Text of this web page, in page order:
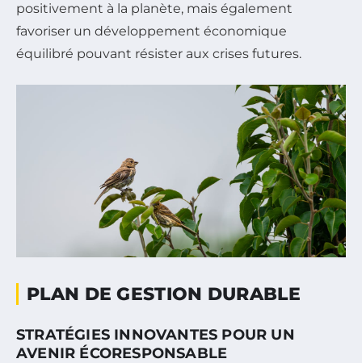
positivement à la planète, mais également
favoriser un développement économique
équilibré pouvant résister aux crises futures.
PLAN DE GESTION DURABLE
STRATÉGIES INNOVANTES POUR UN
AVENIR ÉCORESPONSABLE